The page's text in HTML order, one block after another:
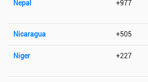
Nepal +977
Nicaragua +505
Niger +227